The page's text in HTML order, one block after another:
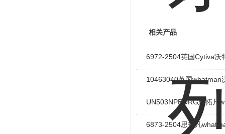
相关产品
6972-2504英国Cytiva沃
10463040英国whatman
UN503NPEORG思拓凡
6873-2504思拓凡